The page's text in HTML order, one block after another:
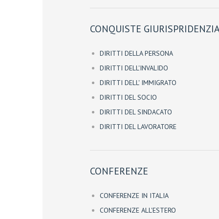
CONQUISTE
DIRITTI DELLA PERSONA
DIRITTI DELL'INVALIDO
DIRITTI DELL' IMMIGRATO
DIRITTI DEL SOCIO
DIRITTI DEL SINDACATO
DIRITTI DEL LAVORATORE
CONFERENZE
CONFERENZE IN ITALIA
CONFERENZE ALL'ESTERO